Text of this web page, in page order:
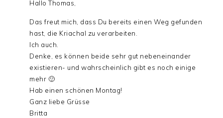
Hallo Thomas,
Das freut mich, dass Du bereits einen Weg gefunden
hast, die Kriachal zu verarbeiten.
Ich auch.
Denke, es können beide sehr gut nebeneinander
existieren- und wahrscheinlich gibt es noch einige
mehr 🙂
Hab einen schönen Montag!
Ganz liebe Grüsse
Britta